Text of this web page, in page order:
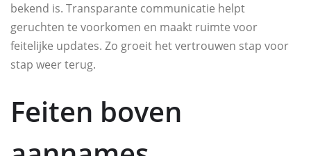
bekend is. Transparante communicatie helpt
geruchten te voorkomen en maakt ruimte voor
feitelijke updates. Zo groeit het vertrouwen stap voor
stap weer terug.
Feiten boven